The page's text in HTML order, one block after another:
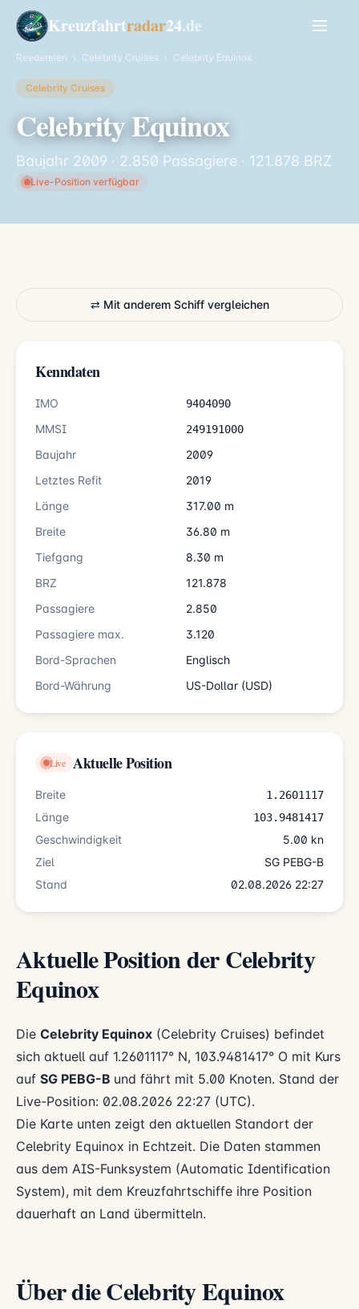
Kreuzfahrtradar24.de
Reedereien › Celebrity Cruises › Celebrity Equinox
Celebrity Cruises
Celebrity Equinox
Baujahr 2009 · 2.850 Passagiere · 121.878 BRZ
Live-Position verfügbar
⇄ Mit anderem Schiff vergleichen
Kenndaten
IMO 9404090
MMSI 249191000
Baujahr
2009
Letztes Refit
2019
Länge
317.00 m
Breite
36.80 m
Tiefgang
8.30 m
BRZ
121.878
Passagiere
2.850
Passagiere max.
3.120
Bord-Sprachen
Englisch
Bord-Währung
US-Dollar (USD)
Live Aktuelle Position
Breite 1.2601117
Länge 103.9481417
Geschwindigkeit
5.00 kn
Ziel
SG PEBG-B
Stand
02.08.2026 22:27
Aktuelle Position der Celebrity
Equinox
Die Celebrity Equinox (Celebrity Cruises) befindet
sich aktuell auf 1.2601117° N, 103.9481417° O mit Kurs
auf SG PEBG-B und fährt mit 5.00 Knoten. Stand der
Live-Position: 02.08.2026 22:27 (UTC).
Die Karte unten zeigt den aktuellen Standort der
Celebrity Equinox in Echtzeit. Die Daten stammen
aus dem AIS-Funksystem (Automatic Identification
System), mit dem Kreuzfahrtschiffe ihre Position
dauerhaft an Land übermitteln.
Über die Celebrity Equinox